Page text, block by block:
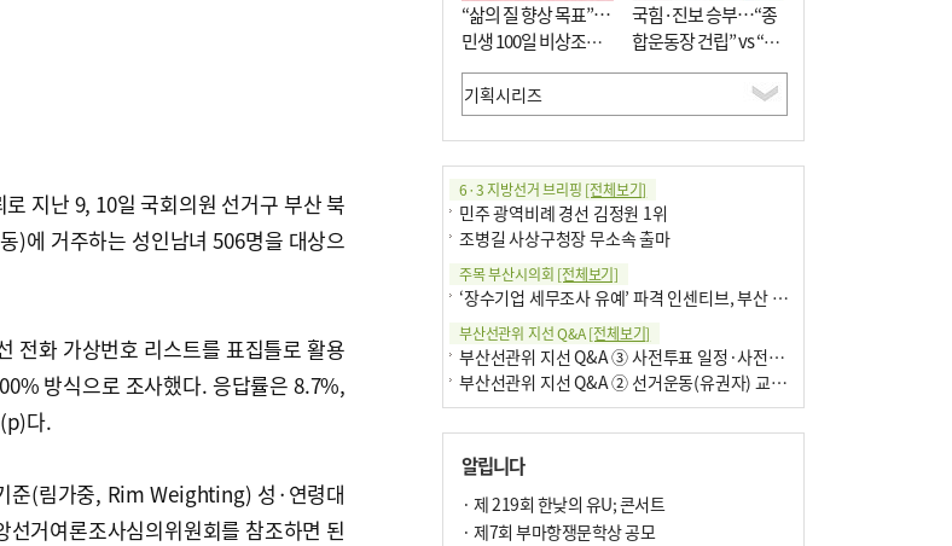
지난 9, 10일 국회의원 선거구 부산 북
)에 거주하는 성인남녀 506명을 대상으
전화 가상번호 리스트를 표집틀로 활용
방식으로 조사했다. 응답률은 8.7%,
다.
준(림가중, Rim Weighting) 성·연령대
거여론조사심의위원회를 참조하면 된
“삶의 질 향상 목표”…
민생 100일 비상조치
면밀 심사
국힘·진보 승부…“종
합운동장 건립” vs “출
근 공공버스 도입”
6·3 지방선거 브리핑 [전체보기]
민주 광역비례 경선 김정원 1위
조병길 사상구청장 무소속 출마
주목 부산시의회 [전체보기]
‘장수기업 세무조사 유예’ 파격 인센티브, 부산 유출 막을까
부산선관위 지선 Q&A[전체보기]
부산선관위 지선 Q&A ③ 사전투표 일정·사전투표함 보관
부산선관위 지선 Q&A ② 선거운동(유권자) 교육감투표용지
알립니다
· 제 219회 한낮의 유U; 콘서트
· 제7회 부마항쟁문학상 공모